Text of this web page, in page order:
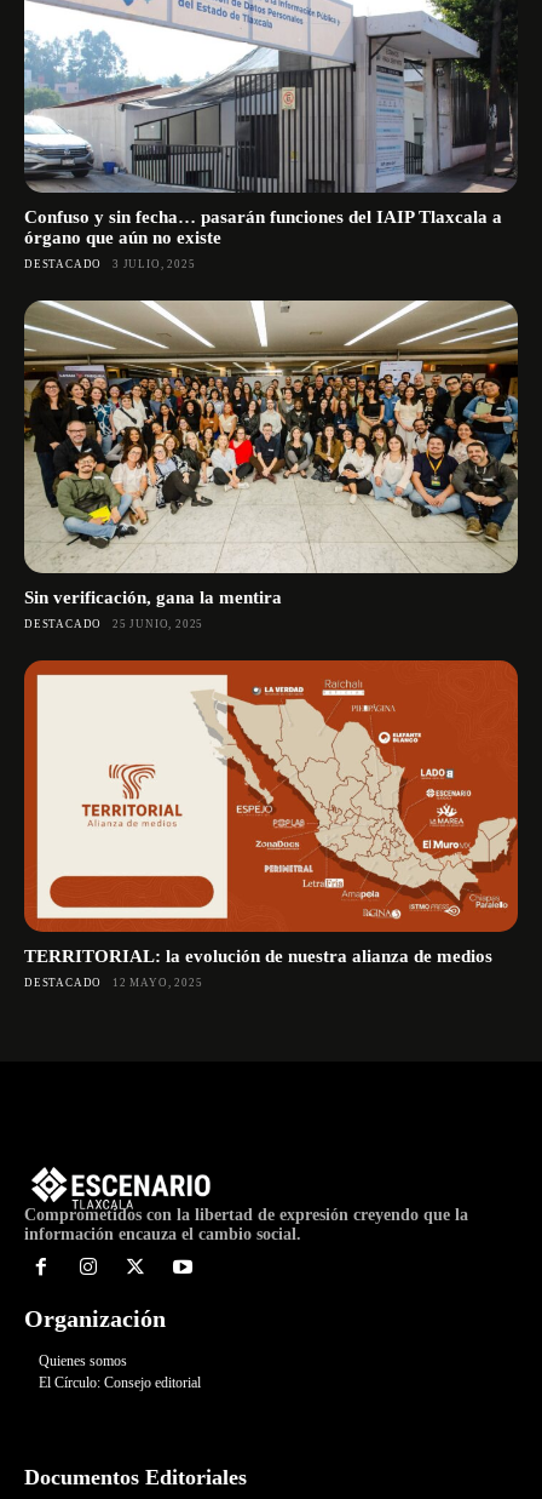
Confuso y sin fecha… pasarán funciones del IAIP Tlaxcala a
órgano que aún no existe
DESTACADO 3 JULIO, 2025
Sin verificación, gana la mentira
DESTACADO 25 JUNIO, 2025
TERRITORIAL: la evolución de nuestra alianza de medios
DESTACADO 12 MAYO, 2025
Comprometidos con la libertad de expresión creyendo que la
información encauza el cambio social.
Organización
Quienes somos
El Círculo: Consejo editorial
Documentos Editoriales